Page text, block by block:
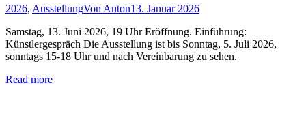
2026, AusstellungVonAnton13. Januar 2026
Samstag, 13. Juni 2026, 19 Uhr Eröffnung. Einführung:
Künstlergespräch Die Ausstellung ist bis Sonntag, 5. Juli 2026,
sonntags 15-18 Uhr und nach Vereinbarung zu sehen.
Read more